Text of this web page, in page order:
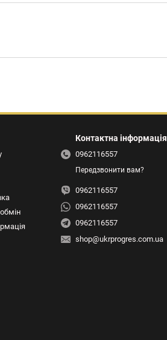
Контактна інформація
0962116557
Передзвонити вам?
0962116557
0962116557
0962116557
shop@ukrprogres.com.ua